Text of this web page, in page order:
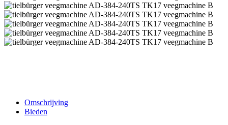
Omschrijving
Bieden